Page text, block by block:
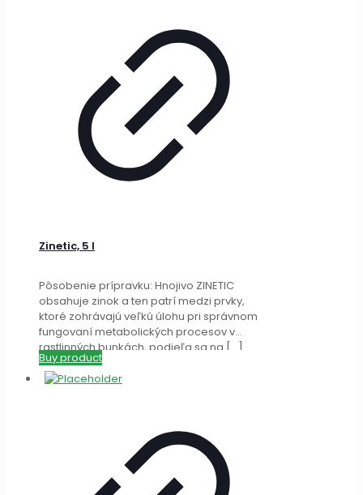
Zinetic, 5 l
Pôsobenie prípravku: Hnojivo ZINETIC
obsahuje zinok a ten patrí medzi prvky,
ktoré zohrávajú veľkú úlohu pri správnom
fungovaní metabolických procesov v
rastlinných bunkách, podieľa sa na […]
Buy product